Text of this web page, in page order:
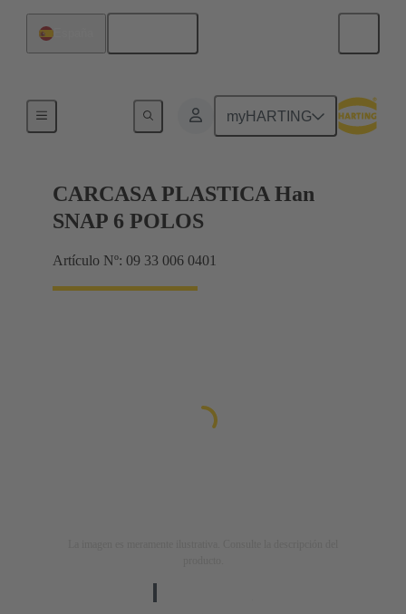
myHARTING
CARCASA PLASTICA Han
SNAP 6 POLOS
Artículo Nº: 09 33 006 0401